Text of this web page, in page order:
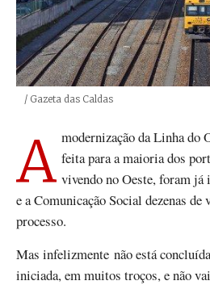
Créditos
/ Gazeta das Caldas
A modernização da Linha do Oeste está feita e mais que feita para a maioria dos
vivendo no Oeste, foram
e a Comunicação Social dezenas
processo.
Mas infelizmente não está
iniciada, em muitos troços, e não